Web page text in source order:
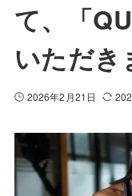
て、「
いただき
2026年2月21日